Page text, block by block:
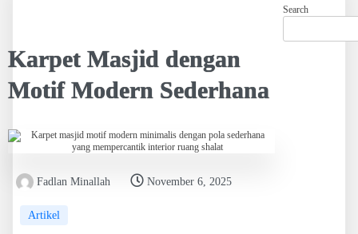
Karpet Masjid dengan
Motif Modern Sederhana
Fadlan Minallah November 6, 2025
Artikel
Search